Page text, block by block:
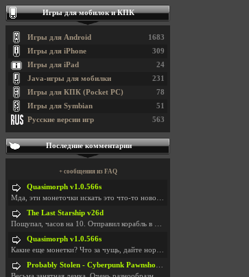
Игры для мобилок и КПК
1683
Игры для Android
309
Игры для iPhone
24
Игры для iPad
231
Java-игры для мобилки
78
Игры для КПК (Pocket PC)
51
Игры для Symbian
563
Русские версии игр
Последние комментарии
+ сообщения из FAQ
Quasimorph v1.0.566s
Мда, эти монеточки искать это что-то новое в сфере
The Last Starship v26d
Пощупал, часов на 10. Отправил корабль в другую Га
Quasimorph v1.0.566s
Какие еще монетки? Что за чущь, дайте нормально ск
Probably Stolen - Cyberpunk Pawnshop Simulator v048c [Playtest]